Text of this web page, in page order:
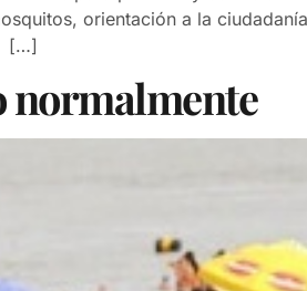
orientación a la
[…]
normalmente